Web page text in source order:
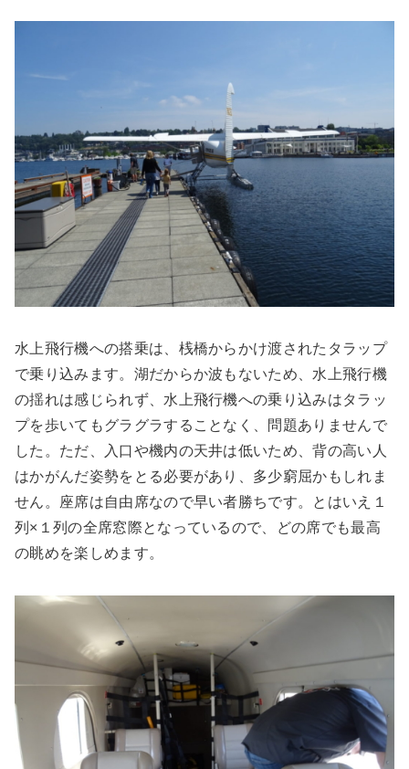
水上飛行機への搭乗は、桟橋からかけ渡されたタラップ
で乗り込みます。湖だからか波もないため、水上飛行機
の揺れは感じられず、水上飛行機への乗り込みはタラッ
プを歩いてもグラグラすることなく、問題ありませんで
した。ただ、入口や機内の天井は低いため、背の高い人
はかがんだ姿勢をとる必要があり、多少窮屈かもしれま
せん。座席は自由席なので早い者勝ちです。とはいえ１
列×１列の全席窓際となっているので、どの席でも最高
の眺めを楽しめます。